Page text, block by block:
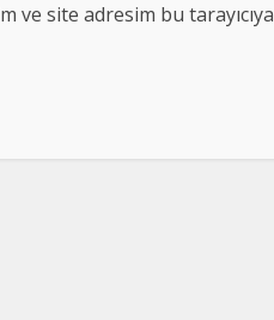
ve site adresim bu tarayıcıya